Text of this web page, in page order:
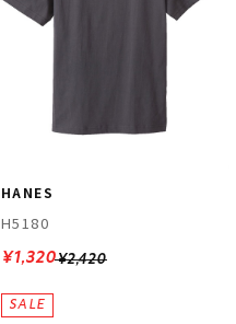
HANES
H5180
¥2,420
¥1,320